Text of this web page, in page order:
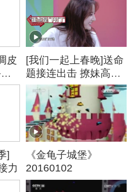
皮
[我们一起上春晚]送命
题接连出击 撩妹高手
小尼轻松化解
]
力
《金龟子城堡》
20160102